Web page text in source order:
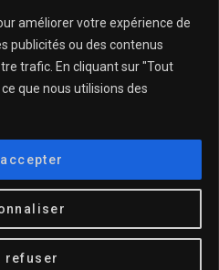
améliorer votre expérience de
publicités ou des contenus
trafic. En cliquant sur "Tout
que nous utilisions des
refuser
TOP